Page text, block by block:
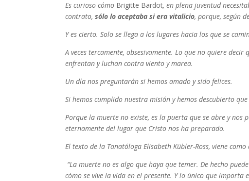
Es curioso cómo Brigitte Bardot, en plena juventud
contrato,sólo lo aceptaba si era vitalicio, porque, según
Y es cierto. Solo se llega a los lugares hacia los que se
A veces tercamente, obsesivamente. Lo que no quiere
enfrentan y luchan contra viento y marea.
Un día nos preguntarán si hemos amado y sido felices.
Si hemos cumplido nuestra misión y hemos descubierto
Porque la muerte no existe, es la puerta que se abre y
eternamente del lugar que Cristo nos ha preparado.
El texto de la Tanatóloga Elisabeth Kübler-Ross, viene
“La muerte no es algo que haya que temer. De hecho
cómo se vive la vida en el presente. Y lo único que importa